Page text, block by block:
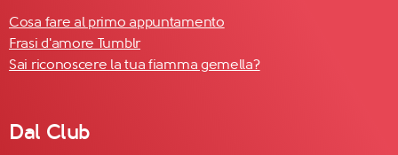
Cosa fare al primo appuntamento
Frasi d'amore Tumblr
Sai riconoscere la tua fiamma gemella?
Dal Club